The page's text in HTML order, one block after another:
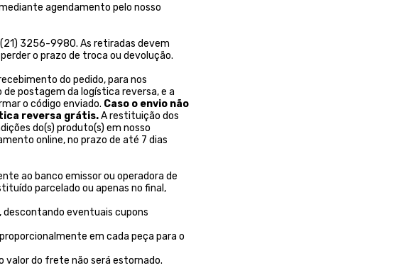
agendamento pelo nosso
3256-9980. As retiradas devem
o prazo de troca ou devolução.
do pedido, para nos
postagem da logística reversa, e a
o código enviado. Caso o envio não
reversa grátis.A restituição dos
do(s) produto(s) em nosso
online, no prazo de até 7 dias
ao banco emissor ou operadora de
parcelado ou apenas no final,
descontando eventuais cupons
em cada peça para o
valor do frete não será estornado.